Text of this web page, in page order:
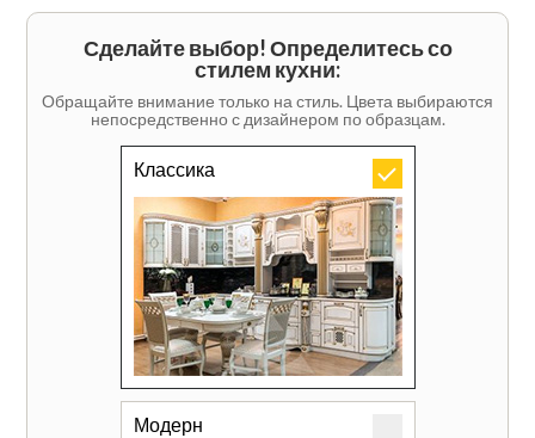
Сделайте выбор! Определитесь со
стилем кухни:
Обращайте внимание только на стиль. Цвета выбираются
непосредственно с дизайнером по образцам.
Классика
Модерн